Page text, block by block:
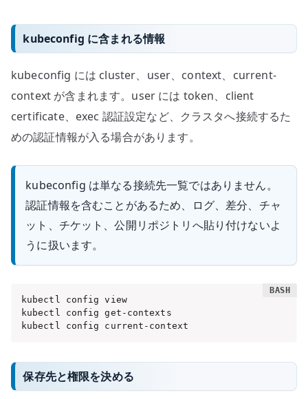
kubeconfig に含まれる情報
kubeconfig には cluster、user、context、current-
context が含まれます。user には token、client
certificate、exec 認証設定など、クラスタへ接続するた
めの認証情報が入る場合があります。
kubeconfig は単なる接続先一覧ではありません。
認証情報を含むことがあるため、ログ、差分、チャ
ット、チケット、公開リポジトリへ貼り付けないよ
うに扱います。
kubectl config view
kubectl config get-contexts
kubectl config current-context
保存先と権限を決める